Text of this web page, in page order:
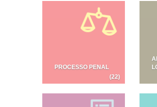
PROCESSO PENAL
(22)